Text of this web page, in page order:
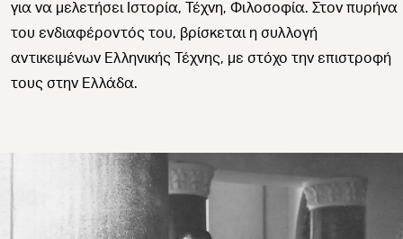
για να μελετήσει Ιστορία, Τέχνη, Φιλοσοφία. Στον πυρήνα
του ενδιαφέροντός του, βρίσκεται η συλλογή
αντικειμένων Ελληνικής Τέχνης, με στόχο την επιστροφή
τους στην Ελλάδα.